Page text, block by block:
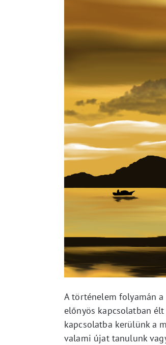
A történelem folyamán
előnyös kapcsolatban
kapcsolatba kerülünk a
valami újat tanulunk